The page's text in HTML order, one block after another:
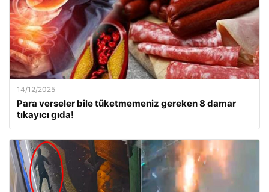
14/12/2025
Para verseler bile tüketmemeniz gereken 8 damar
tıkayıcı gıda!